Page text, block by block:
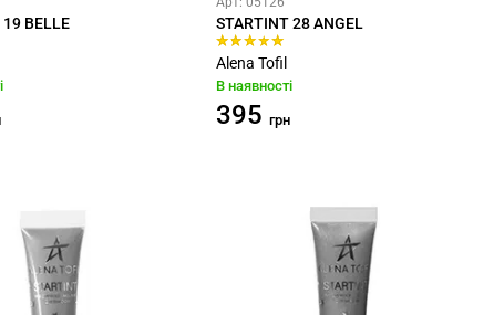
BELLE STARTINT 28 ANGEL
Alena Tofil
В наявності
395 грн